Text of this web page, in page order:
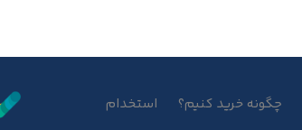
چگونه خرید کنیم؟ استخدام